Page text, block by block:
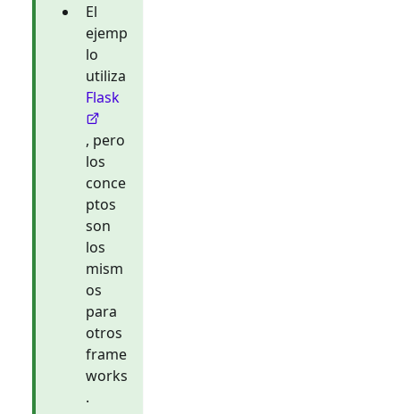
El
ejemp
lo
utiliza
Flask
, pero
los
conce
ptos
son
los
mism
os
para
otros
frame
works
.